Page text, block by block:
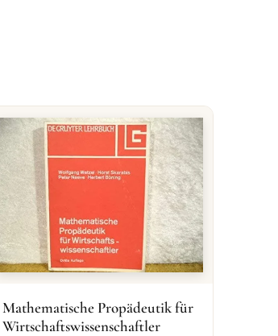
Mathematische Propädeutik für
Wirtschaftswissenschaftler